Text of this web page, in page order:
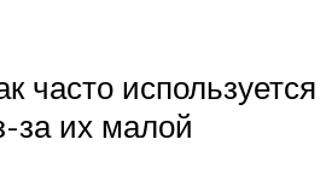
часто используется
за их малой